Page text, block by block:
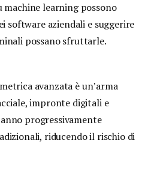
machine learning possono
software aziendali e suggerire
possano sfruttarle.
avanzata è un’arma
impronte digitali e
progressivamente
riducendo il rischio di